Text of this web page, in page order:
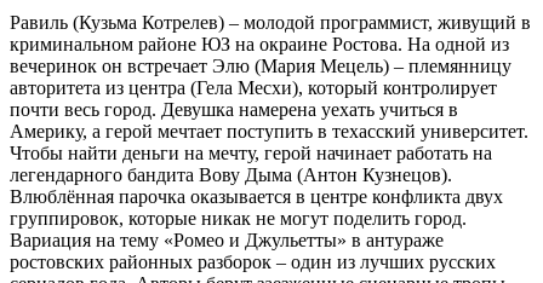
Равиль (Кузьма Котрелев) – молодой программист, живущий в
криминальном районе ЮЗ на окраине Ростова. На одной из
вечеринок он встречает Элю (Мария Мецель) – племянницу
авторитета из центра (Гела Месхи), который контролирует
почти весь город. Девушка намерена уехать учиться в
Америку, а герой мечтает поступить в техасский университет.
Чтобы найти деньги на мечту, герой начинает работать на
легендарного бандита Вову Дыма (Антон Кузнецов).
Влюблённая парочка оказывается в центре конфликта двух
группировок, которые никак не могут поделить город.
Вариация на тему «Ромео и Джульетты» в антураже
ростовских районных разборок – один из лучших русских